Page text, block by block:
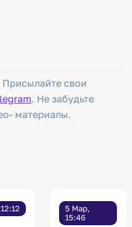
свои
. Не забудьте
материалы.
5 Мар,
15:46